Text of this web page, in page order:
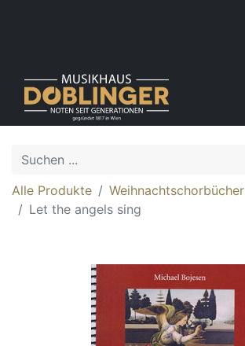
Alle Produkte
Weihnachtschorbücher
Let the angels sing